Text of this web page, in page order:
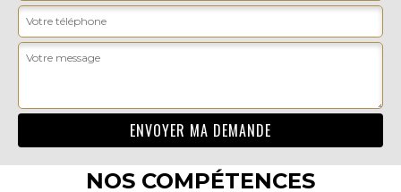
NOS COMPÉTENCES